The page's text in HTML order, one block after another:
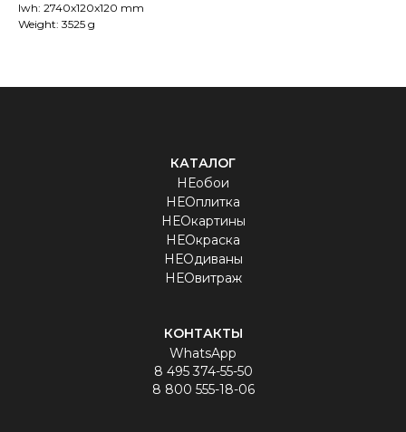
lwh: 2740x120x120 mm
Weight: 3525 g
КАТАЛОГ
НЕобои
НЕОплитка
НЕОкартины
НЕОкраска
НЕОдиваны
НЕОвитраж
КОНТАКТЫ
WhatsApp
8 495 374-55-50
8 800 555-18-06